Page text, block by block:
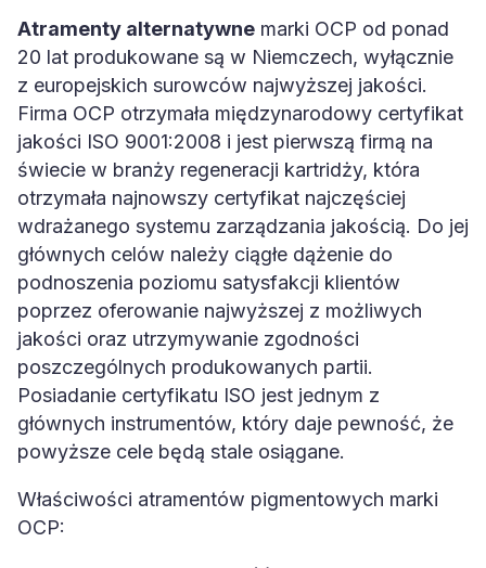
Atramenty alternatywne marki OCP od ponad
20 lat produkowane są w Niemczech, wyłącznie
z europejskich surowców najwyższej jakości.
Firma OCP otrzymała międzynarodowy certyfikat
jakości ISO 9001:2008 i jest pierwszą firmą na
świecie w branży regeneracji kartridży, która
otrzymała najnowszy certyfikat najczęściej
wdrażanego systemu zarządzania jakością. Do jej
głównych celów należy ciągłe dążenie do
podnoszenia poziomu satysfakcji klientów
poprzez oferowanie najwyższej z możliwych
jakości oraz utrzymywanie zgodności
poszczególnych produkowanych partii.
Posiadanie certyfikatu ISO jest jednym z
głównych instrumentów, który daje pewność, że
powyższe cele będą stale osiągane.
Właściwości atramentów pigmentowych marki
OCP: